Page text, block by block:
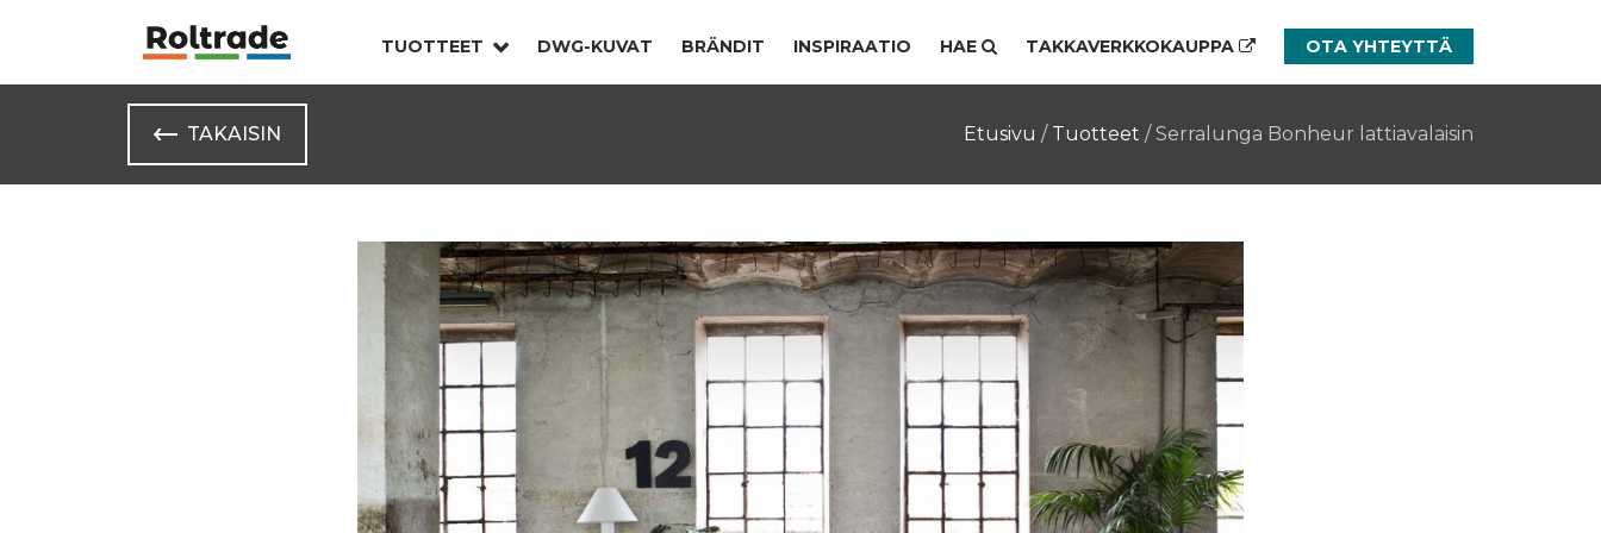
TUOTTEET DWG-KUVAT BRÄNDIT INSPIRAATIO HAE TAKKAVERKKOKAUPPA OTA YHTEYTTÄ
TAKAISIN Etusivu / Tuotteet /Serralunga Bonheur lattiavalaisin